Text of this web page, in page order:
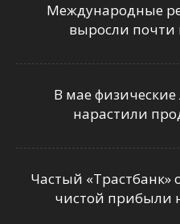
Международные
выросли почти
В мае
нарастили
Частый «Трастбанк»
чистой прибыли